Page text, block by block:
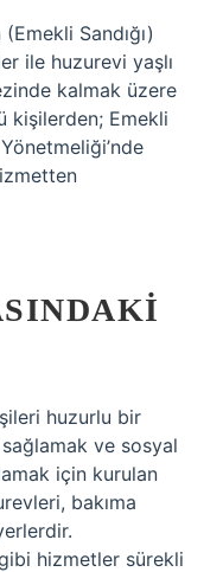
Sandığı)
ile huzurevi yaşlı
kalmak üzere
kişilerden; Emekli
huzurlu bir
ve sosyal
için kurulan
bakıma
hizmetler sürekli